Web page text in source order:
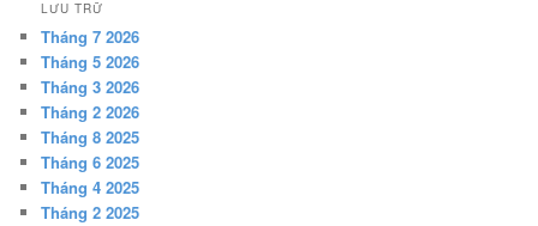
LƯU TRỮ
Tháng 7 2026
Tháng 5 2026
Tháng 3 2026
Tháng 2 2026
Tháng 8 2025
Tháng 6 2025
Tháng 4 2025
Tháng 2 2025